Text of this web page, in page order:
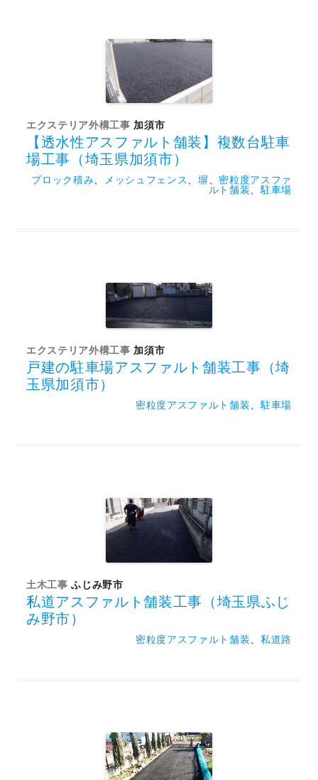
エクステリア外構工事 加須市
【透水性アスファルト舗装】複数台駐車
場工事（埼玉県加須市）
ブロック積み メッシュフェンス 塀
密粒度アスファ
ルト舗装
駐車場
エクステリア外構工事 加須市
戸建の駐車場アスファルト舗装工事（埼
玉県加須市）
密粒度アスファルト舗装 駐車場
土木工事 ふじみ野市
私道アスファルト舗装工事（埼玉県ふじ
み野市）
密粒度アスファルト舗装 私道路